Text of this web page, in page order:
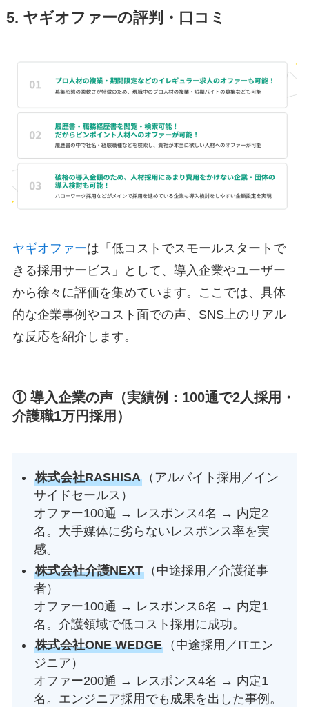
5. ヤギオファーの評判・口コミ
ヤギオファーは「低コストでスモールスタートで
きる採用サービス」として、導入企業やユーザー
から徐々に評価を集めています。ここでは、具体
的な企業事例やコスト面での声、SNS上のリアル
な反応を紹介します。
① 導入企業の声（実績例：100通で2人採用・
介護職1万円採用）
株式会社RASHISA （アルバイト採用／イン
サイドセールス）
オファー100通 → レスポンス4名 → 内定2
名。大手媒体に劣らないレスポンス率を実
感。
株式会社介護NEXT （中途採用／介護従事
者）
オファー100通 → レスポンス6名 → 内定1
名。介護領域で低コスト採用に成功。
株式会社ONE WEDGE （中途採用／ITエン
ジニア）
オファー200通 → レスポンス4名 → 内定1
名。エンジニア採用でも成果を出した事例。